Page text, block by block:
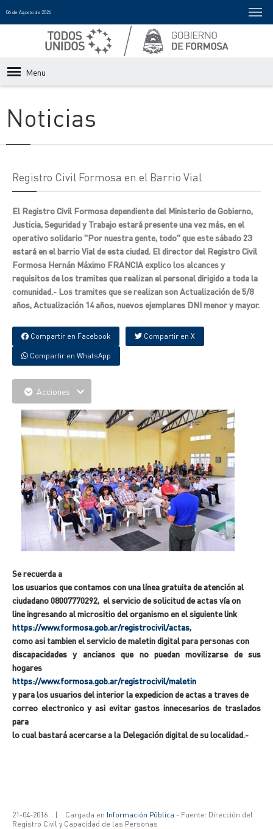
06 de Agosto de 2026
Menu
Noticias
Registro Civil Formosa en el Barrio Vial
El Registro Civil Formosa dependiente del Ministerio de Gobierno,
Justicia, Seguridad y Trabajo estará presente una vez más, en el
operativo solidario "Por nuestra gente, todo" que este sábado 23
estará en el barrio Vial de esta ciudad. El director del Registro Civil
Formosa Hernán Máximo FRANCIA explico los alcances y
requisitos de los tramites que realizan el personal dirigido a toda la
comunidad.- Los tramites que se realizan son Actualización de 5/8
años, Actualización 14 años, nuevos ejemplares DNI menor y mayor.
Compartir en Facebook Compartir en X
Compartir en WhatsApp
Acciones
Se recuerda a
los usuarios que contamos con una línea gratuita de atención al
ciudadano 08007770292, el servicio de solicitud de actas vía on
line ingresando al micrositio del organismo en el siguiente link
https://www.formosa.gob.ar/registrocivil/actas,
como asi tambien el servicio de maletin digital para personas con
discapacidades y ancianos que no puedan movilizarse de sus
hogares
https://www.formosa.gob.ar/registrocivil/maletin
y para los usuarios del interior la expedicion de actas a traves de
correo electronico y asi evitar gastos innecesarios de traslados
para
lo cual bastará acercarse a la Delegación digital de su localidad.-
21-04-2016 | Cargada en Información Pública - Fuente: Dirección del
Registro Civil y Capacidad de las Personas